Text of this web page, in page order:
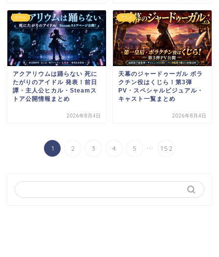
ゲーム
アクアリウムは踊らない 死に
たがりのアイドル 発表！前日
譚・主人公ヒカル・Steamス
トア公開情報まとめ
2026年8月4日
アニメ
天幕のジャードゥーガル ボラ
クチン役はくじら！第3弾
PV・スペシャルビジュアル・
キャスト一覧まとめ
2026年8月4日
1 2 3 4 5 ... 152